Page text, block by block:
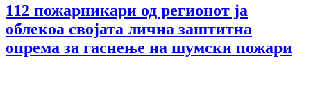
112 пожарникари од регионот ја
облекоа својата лична заштитна
опрема за гаснење на шумски пожари